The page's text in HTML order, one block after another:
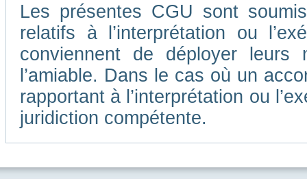
Les présentes CGU sont
relatifs à l’interprétation ou
conviennent de déployer
l’amiable. Dans le cas où un
rapportant à l’interprétation ou
juridiction compétente.